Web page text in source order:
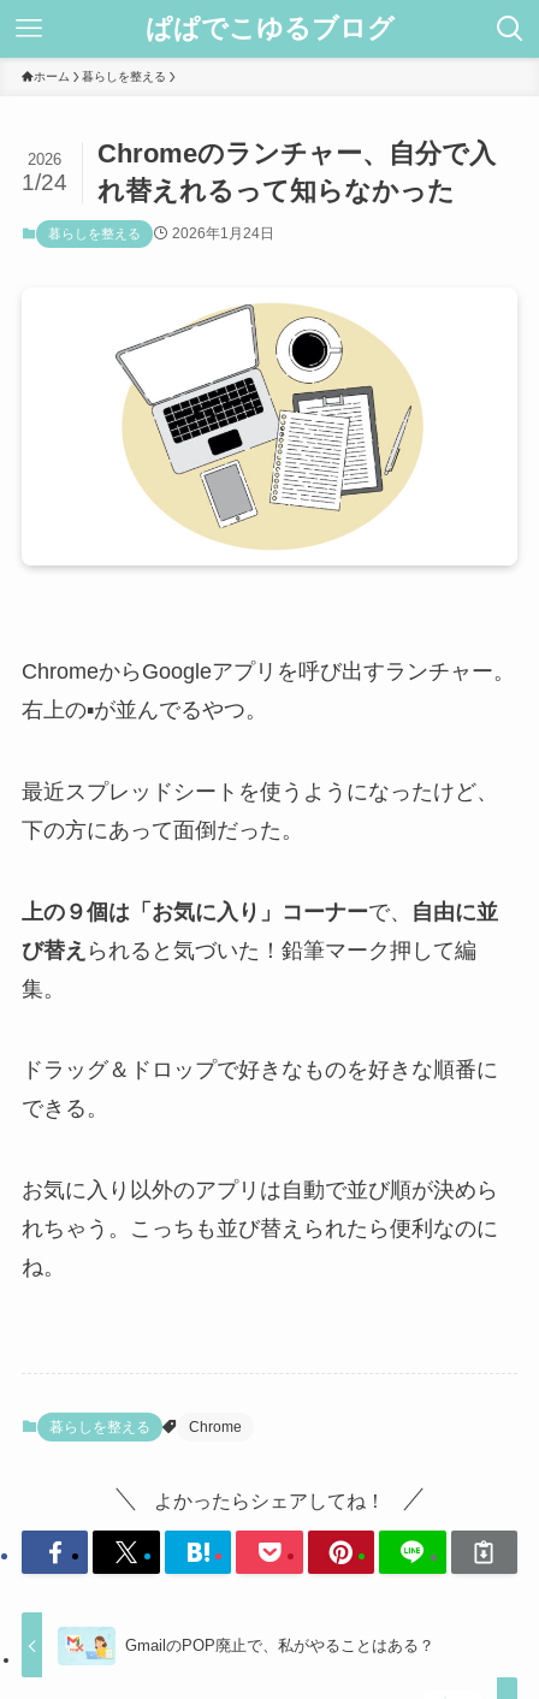
ぱぱでこゆるブログ
ホーム 暮らしを整える
Chromeのランチャー、自分で入
れ替えれるって知らなかった
2026
1/24
暮らしを整える 2026年1月24日
ChromeからGoogleアプリを呼び出すランチャー。
右上の▪️が並んでるやつ。
最近スプレッドシートを使うようになったけど、
下の方にあって面倒だった。
上の９個は「お気に入り」コーナーで、
自由に並
び替え られると気づいた！鉛筆マーク押して編
集。
ドラッグ＆ドロップで好きなものを好きな順番に
できる。
お気に入り以外のアプリは自動で並び順が決めら
れちゃう。こっちも並び替えられたら便利なのに
ね。
暮らしを整える Chrome
よかったらシェアしてね！
GmailのPOP廃止で、私がやることはある？